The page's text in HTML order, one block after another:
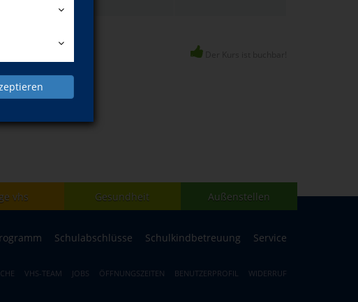
vhs Gesundheit Außenstellen
Schulabschlüsse Schulkindbetreuung Service
VHS-TEAM JOBS ÖFFNUNGSZEITEN BENUTZERPROFIL WIDERRUF